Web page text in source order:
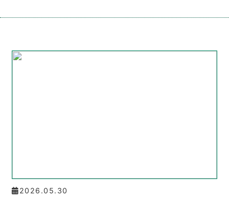
2026.05.30